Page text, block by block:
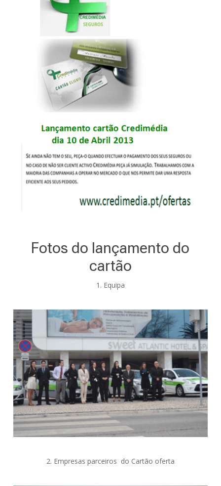
Fotos do lançamento do
cartão
1. Equipa
2. Empresas parceiros do Cartão oferta